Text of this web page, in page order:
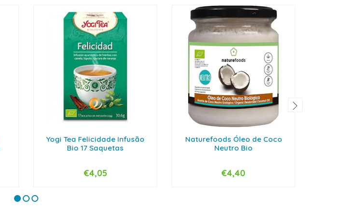
Yogi Tea Felicidade Infusão
Bio 17 Saquetas
+
€4,05
Naturefoods Óleo de Coco
Neutro Bio
+
€4,40